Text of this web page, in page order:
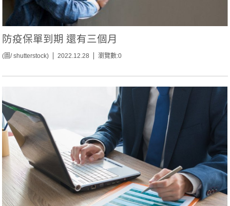
防疫保單到期 還有三個月
(圖/ shutterstock) 2022.12.28 瀏覽數:0